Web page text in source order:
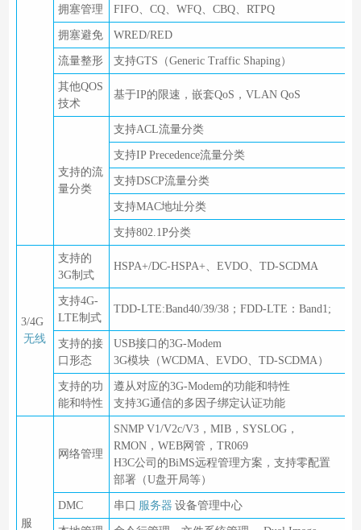
拥塞管理 FIFO、CQ、WFQ、CBQ、RTPQ
拥塞避免 WRED/RED
流量整形 支持GTS（Generic Traffic Shaping）
其他QOS
技术
基于IP的限速，嵌套QoS，VLAN QoS
支持的流
量分类
支持ACL流量分类
支持IP Precedence流量分类
支持DSCP流量分类
支持MAC地址分类
支持802.1P分类
3/4G
无线
支持的
3G制式
HSPA+/DC-HSPA+、EVDO、TD-SCDMA
支持4G-
LTE制式
TDD-LTE:Band40/39/38；FDD-LTE：Band1;
支持的接
口形态
USB接口的3G-Modem
3G模块（WCDMA、EVDO、TD-SCDMA）
支持的功
能和特性
遵从对应的3G-Modem的功能和特性
支持3G通信的多因子绑定认证功能
服
网络管理
SNMP V1/V2c/V3，MIB，SYSLOG，
RMON，WEB网管，TR069
H3C公司的BiMS远程管理方案，支持零配置
部署（U盘开局等）
DMC 串口 服务器 设备管理中心